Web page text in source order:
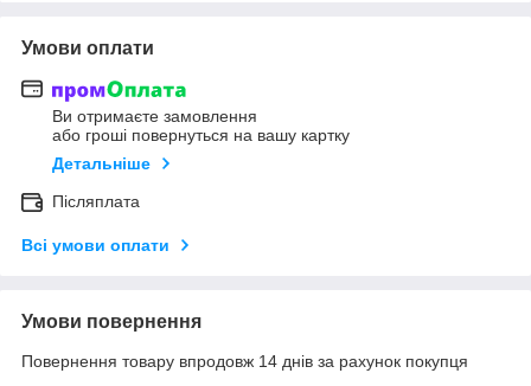
Умови оплати
Ви отримаєте замовлення
або гроші повернуться на вашу картку
Детальніше
Післяплата
Всі умови оплати
Умови повернення
Повернення товару впродовж 14 днів за рахунок покупця